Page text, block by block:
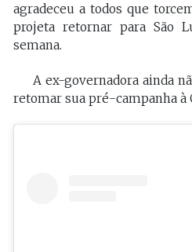
agradeceu a todos que
projeta retornar para São
semana.
A ex-governadora ainda
retomar sua pré-campanha à